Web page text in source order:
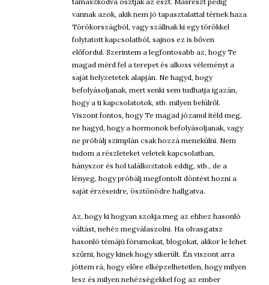
vannak azok, akik nem jó tapasztalattal térnek haza
Törökországból, vagy szállnak ki egy törökkel
folytatott kapcsolatból, sajnos ez is bőven
előfordul. Szerintem a legfontosabb az, hogy Te
magad mérd fel a terepet és alkoss véleményt a
saját helyzetetek alapján. Ne hagyd, hogy
befolyásoljanak, mert senki sem tudhatja igazán,
hogy a ti kapcsolatotok, stb. milyen belülről.
Viszont fontos, hogy Te magad józanul ítéld meg,
ne hagyd, hogy a hormonok befolyásoljanak, vagy
ne próbálj szimplán csak hozzá menekülni. Nem
tudom a részleteket veletek kapcsolatban,
hányszor és hol találkoztatok eddig, stb., de a
lényeg, hogy próbálj megfontolt döntést hozni a
saját érzéseidre, ösztönödre hallgatva.
Az, hogy ki hogyan szokja meg az ehhez hasonló
váltást, nehéz megválaszolni. Ha olvasgatsz
hasonló témájú fórumokat, blogokat, akkor le lehet
szűrni, hogy kinek hogy sikerült. Én viszont arra
jöttem rá, hogy előre elképzelhetetlen, hogy milyen
lesz és milyen nehézségekkel fog az ember